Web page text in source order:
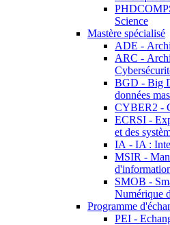
Science
Mastère spécialisé
ADE -
ARC -
BGD - Big
données
CYBER2 -
ECRSI -
et des
IA - IA :
MSIR -
SMOB -
Numérique
Programme
PEI -